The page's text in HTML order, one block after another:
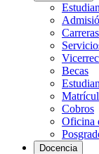
Carreras
Becas
Cobros
Oficina
Docencia